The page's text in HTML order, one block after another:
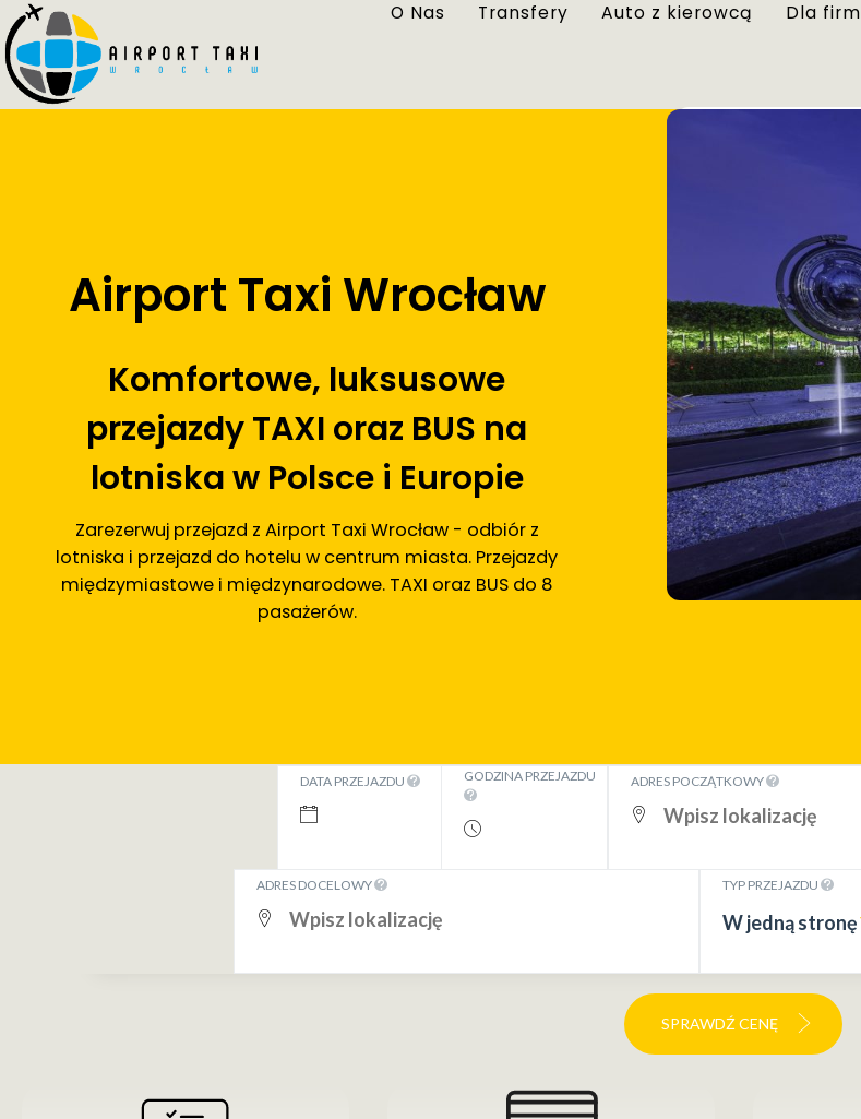
O Nas Transfery Auto z kierowcą Dla firm
Airport Taxi Wrocław
Komfortowe, luksusowe
przejazdy TAXI oraz BUS na
lotniska w Polsce i Europie
Zarezerwuj przejazd z Airport Taxi Wrocław - odbiór z
lotniska i przejazd do hotelu w centrum miasta. Przejazdy
międzymiastowe i międzynarodowe. TAXI oraz BUS do 8
pasażerów.
DATA PRZEJAZDU GODZINA PRZEJAZDU ADRES POCZĄTKOWY
ADRES DOCELOWY TYP PRZEJAZDU
W jedną stronę
SPRAWDŹ CENĘ